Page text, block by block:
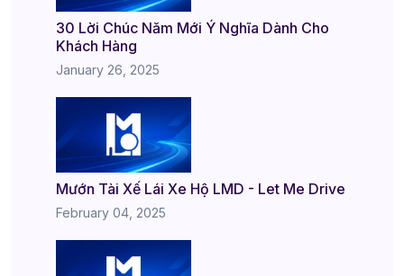
30 Lời Chúc Năm Mới Ý Nghĩa Dành Cho
Khách Hàng
January 26, 2025
Mướn Tài Xế Lái Xe Hộ LMD - Let Me Drive
February 04, 2025